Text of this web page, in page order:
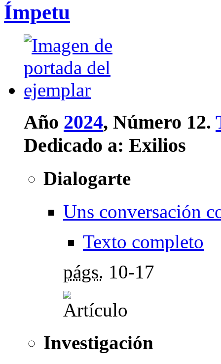
Ímpetu
Año 2024, Número 12.
Dedicado a: Exilios
Dialogarte
Uns conversación
Texto completo
págs. 10-17
Investigación